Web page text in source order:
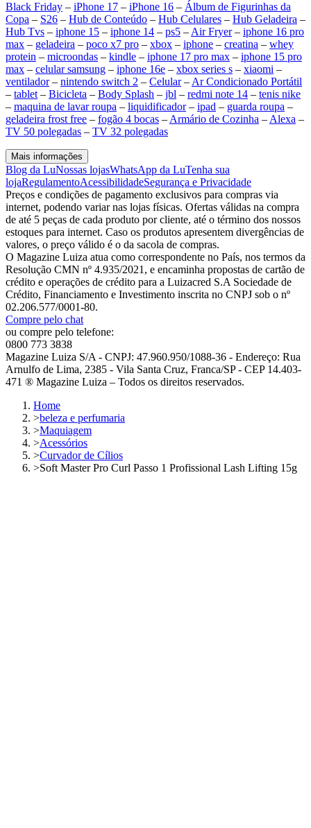
Black Friday – iPhone 17 – iPhone 16 – Álbum de Figurinhas da
Copa – S26 – Hub de Conteúdo – Hub Celulares – Hub Geladeira –
Hub Tvs – iphone 15 – iphone 14 – ps5 – Air Fryer– iphone 16 pro
max – geladeira – poco x7 pro – xbox – iphone – creatina – whey
protein – microondas – kindle – iphone 17 pro max – iphone 15 pro
max – celular samsung – iphone 16e – xbox series s – xiaomi –
ventilador– nintendo switch 2 – Celular– Ar Condicionado Portátil
– tablet – Bicicleta – Body Splash – jbl – redmi note 14 – tenis nike
– maquina de lavar roupa – liquidificador– ipad – guarda roupa –
geladeira frost free – fogão 4 bocas – Armário de Cozinha – Alexa –
TV 50 polegadas – TV 32 polegadas
Mais informações
Blog da LuNossas lojasWhatsApp da LuTenha sua
lojaRegulamentoAcessibilidadeSegurança e Privacidade
Preços e condições de pagamento exclusivos para compras via
internet, podendo variar nas lojas físicas. Ofertas válidas na compra
de até 5 peças de cada produto por cliente, até o término dos nossos
estoques para internet. Caso os produtos apresentem divergências de
valores, o preço válido é o da sacola de compras.
O Magazine Luiza atua como correspondente no País, nos termos da
Resolução CMN nº 4.935/2021, e encaminha propostas de cartão de
crédito e operações de crédito para a Luizacred S.A Sociedade de
Crédito, Financiamento e Investimento inscrita no CNPJ sob o nº
02.206.577/0001-80.
Compre pelo chat
ou compre pelo telefone:
0800 773 3838
Magazine Luiza S/A - CNPJ: 47.960.950/1088-36 - Endereço: Rua
Arnulfo de Lima, 2385 - Vila Santa Cruz, Franca/SP - CEP 14.403-
471 ® Magazine Luiza – Todos os direitos reservados.
Home
>beleza e perfumaria
>Maquiagem
>Acessórios
>Curvador de Cílios
>Soft Master Pro Curl Passo 1 Profissional Lash Lifting 15g